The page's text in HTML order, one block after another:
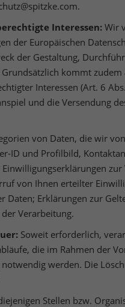
Interessen:Wir
der Europäischen
der Gestaltung,
kommt zudem
Interessen (Art. 6
und die Versendung
von Daten, die wir
ID und Profilbild,
von Ihnen erteilter
Daten; Erklärungen zur
Verarbeitung.
Soweit erforderlich,
die im Rahmen der
werden. Die
Stellen bzw.
Externe Medien